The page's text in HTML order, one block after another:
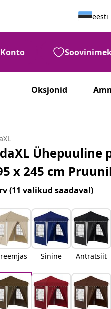
eesti
Konto
Oksjonid
Ühepuuline
x 245 cm
(11 valikud saadaval)
Sinine Antratsiit